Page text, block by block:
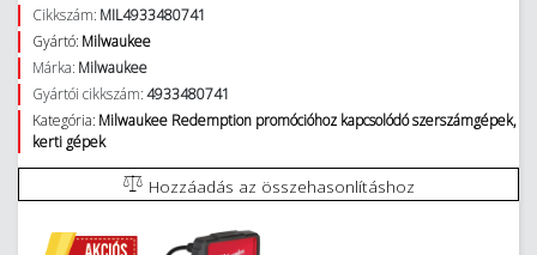
Cikkszám: MIL4933480741
Gyártó: Milwaukee
Márka: Milwaukee
Gyártói cikkszám:4933480741
Kategória: Milwaukee Redemption promócióhoz kapcsolódó szerszámgépek,
kerti gépek
Hozzáadás az összehasonlításhoz